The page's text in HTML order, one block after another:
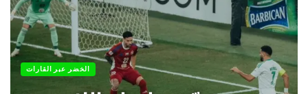
الخضر عبر القارات